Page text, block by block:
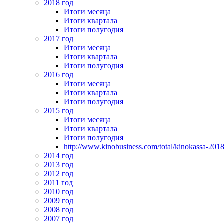
2018 год
Итоги месяца
Итоги квартала
Итоги полугодия
2017 год
Итоги месяца
Итоги квартала
Итоги полугодия
2016 год
Итоги месяца
Итоги квартала
Итоги полугодия
2015 год
Итоги месяца
Итоги квартала
Итоги полугодия
http://www.kinobusiness.com/total/kinokassa-
2014 год
2013 год
2012 год
2011 год
2010 год
2009 год
2008 год
2007 год